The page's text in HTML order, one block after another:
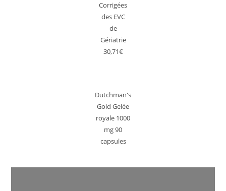
Corrigées
des EVC
de
Gériatrie
30,71€
Dutchman's
Gold Gelée
royale 1000
mg 90
capsules